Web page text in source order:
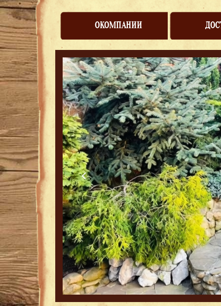
ОКОМПАНИИ